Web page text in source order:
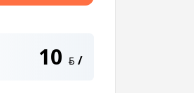
10 BYN /